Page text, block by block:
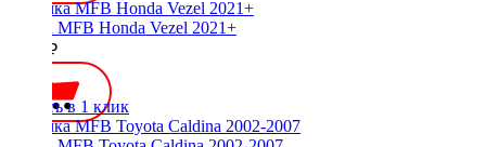
Рамка MFB Honda Vezel 2021+
2800 ₽
Купить в 1 клик